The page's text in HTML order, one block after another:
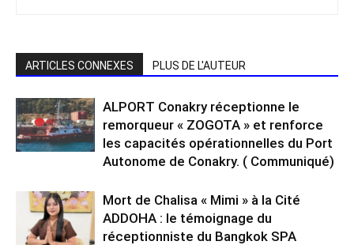
ARTICLES CONNEXES PLUS DE L'AUTEUR
ALPORT Conakry réceptionne le
remorqueur « ZOGOTA » et renforce
les capacités opérationnelles du Port
Autonome de Conakry. ( Communiqué)
Mort de Chalisa « Mimi » à la Cité
ADDOHA : le témoignage du
réceptionniste du Bangkok SPA